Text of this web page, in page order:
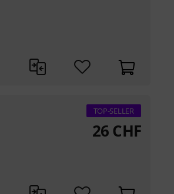
TOP-SELLER
26CHF